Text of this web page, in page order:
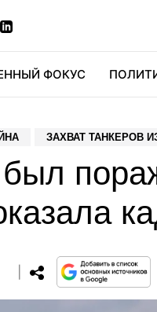
ФОКУС
ЗАХВАТ ТАНКЕРОВ